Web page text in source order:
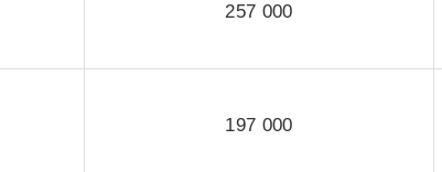
257 000
197 000